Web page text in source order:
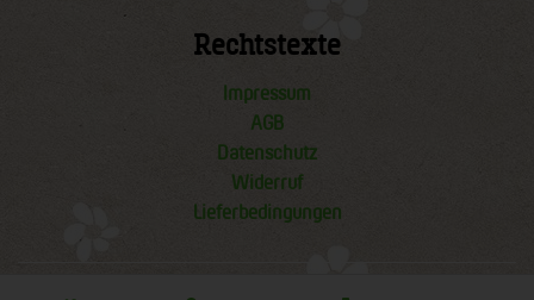
Rechtstexte
Impressum
AGB
Datenschutz
Widerruf
Lieferbedingungen